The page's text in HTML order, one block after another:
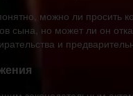
можно ли просить
сына, но может ли он
и